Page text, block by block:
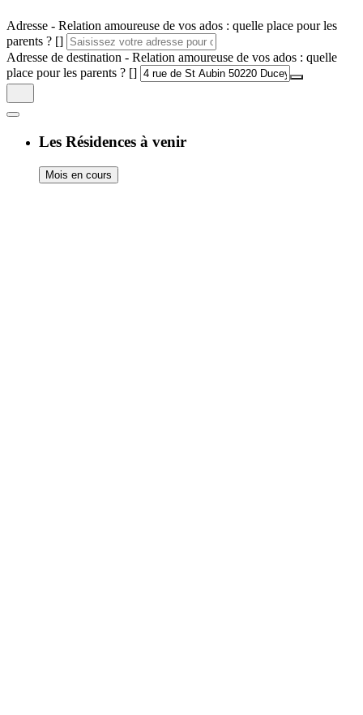
Adresse - Relation amoureuse de vos ados : quelle place pour les
parents ? []
Adresse de destination - Relation amoureuse de vos ados : quelle
place pour les parents ? []
Les Résidences à venir
Mois en cours